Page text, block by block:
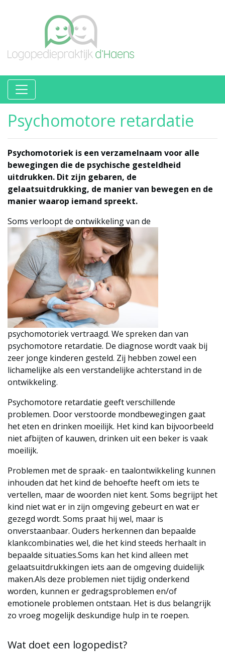
Psychomotore retardatie
Psychomotoriek is een verzamelnaam voor alle
bewegingen die de psychische gesteldheid
uitdrukken. Dit zijn gebaren, de
gelaatsuitdrukking, de manier van bewegen en de
manier waarop iemand spreekt.
Soms verloopt de ontwikkeling van de
psychomotoriek vertraagd. We spreken dan van
psychomotore retardatie. De diagnose wordt vaak bij
zeer jonge kinderen gesteld. Zij hebben zowel een
lichamelijke als een verstandelijke achterstand in de
ontwikkeling.
Psychomotore retardatie geeft verschillende
problemen. Door verstoorde mondbewegingen gaat
het eten en drinken moeilijk. Het kind kan bijvoorbeeld
niet afbijten of kauwen, drinken uit een beker is vaak
moeilijk.
Problemen met de spraak- en taalontwikkeling kunnen
inhouden dat het kind de behoefte heeft om iets te
vertellen, maar de woorden niet kent. Soms begrijpt het
kind niet wat er in zijn omgeving gebeurt en wat er
gezegd wordt. Soms praat hij wel, maar is
onverstaanbaar. Ouders herkennen dan bepaalde
klankcombinaties wel, die het kind steeds herhaalt in
bepaalde situaties.Soms kan het kind alleen met
gelaatsuitdrukkingen iets aan de omgeving duidelijk
maken.Als deze problemen niet tijdig onderkend
worden, kunnen er gedragsproblemen en/of
emotionele problemen ontstaan. Het is dus belangrijk
zo vroeg mogelijk deskundige hulp in te roepen.
Wat doet een logopedist?